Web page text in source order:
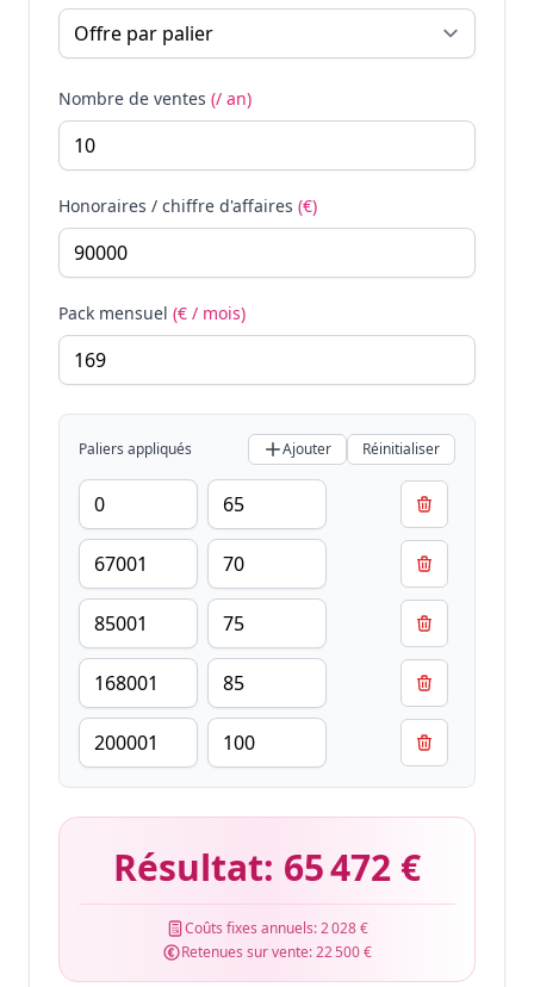
Nombre de ventes (/ an)
Honoraires / chiffre d'affaires (€)
Pack mensuel (€ / mois)
Paliers appliqués Ajouter Réinitialiser
Résultat: 65 472 €
Coûts fixes annuels:2 028 €
Retenues sur vente:22 500 €